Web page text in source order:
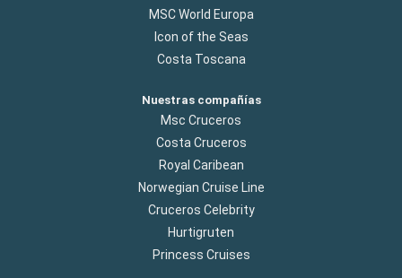
MSC World Europa
Icon of the Seas
Costa Toscana
Nuestras compañías
Msc Cruceros
Costa Cruceros
Royal Caribean
Norwegian Cruise Line
Cruceros Celebrity
Hurtigruten
Princess Cruises